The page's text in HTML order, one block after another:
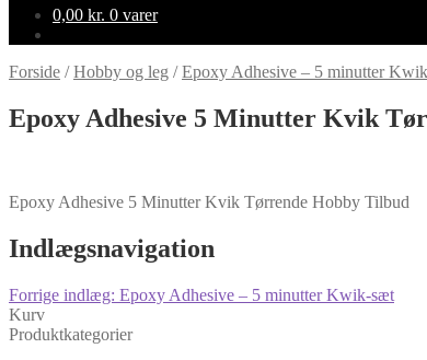
0,00 kr. 0 varer
Forside /Hobby og leg /Epoxy Adhesive – 5 minutter
Epoxy Adhesive 5 Minutter Kvik
Epoxy Adhesive 5 Minutter Kvik Tørrende Hobby Tilbud
Indlægsnavigation
Forrige indlæg: Epoxy Adhesive – 5 minutter Kwik-sæt
Kurv
Produktkategorier